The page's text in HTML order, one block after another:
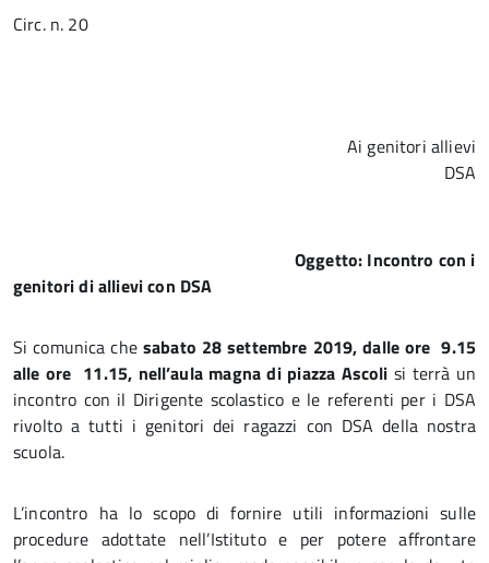
Circ. n. 20
Ai genitori allievi
DSA
Oggetto: Incontro con i
genitori di allievi con DSA
Si comunica che sabato 28 settembre 2019, dalle ore 9.15
alle ore 11.15, nell’aula magna di piazza Ascoli si terrà un
incontro con il Dirigente scolastico e le referenti per i DSA
rivolto a tutti i genitori dei ragazzi con DSA della nostra
scuola.
L’incontro ha lo scopo di fornire utili informazioni sulle
procedure adottate nell’Istituto e per potere affrontare